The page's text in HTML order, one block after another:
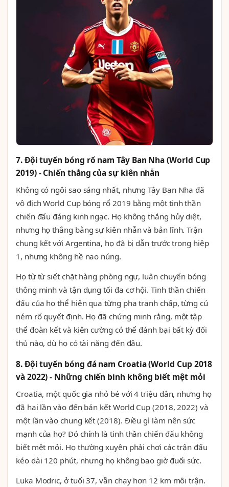
7. Đội tuyển bóng rổ nam Tây Ban Nha (World Cup
2019) - Chiến thắng của sự kiên nhẫn
Không có ngôi sao sáng nhất, nhưng Tây Ban Nha đã
vô địch World Cup bóng rổ 2019 bằng một tinh thần
chiến đấu đáng kinh ngạc. Họ không thắng hủy diệt,
nhưng họ thắng bằng sự kiên nhẫn và bản lĩnh. Trận
chung kết với Argentina, họ đã bị dẫn trước trong hiệp
1, nhưng không hề nao núng.
Họ từ từ siết chặt hàng phòng ngự, luân chuyển bóng
thông minh và tận dụng tối đa cơ hội. Tinh thần chiến
đấu của họ thể hiện qua từng pha tranh chấp, từng cú
ném rổ quyết định. Họ đã chứng minh rằng, một tập
thể đoàn kết và kiên cường có thể đánh bại bất kỳ đối
thủ nào, dù họ có tài năng đến đâu.
8. Đội tuyển bóng đá nam Croatia (World Cup 2018
và 2022) - Những chiến binh không biết mệt mỏi
Croatia, một quốc gia nhỏ bé với 4 triệu dân, nhưng họ
đã hai lần vào đến bán kết World Cup (2018, 2022) và
một lần vào chung kết (2018). Điều gì làm nên sức
mạnh của họ? Đó chính là tinh thần chiến đấu không
biết mệt mỏi. Họ thường xuyên phải chơi các trận đấu
kéo dài 120 phút, nhưng họ không bao giờ đuối sức.
Luka Modric, ở tuổi 37, vẫn chạy hơn 12 km mỗi trận.